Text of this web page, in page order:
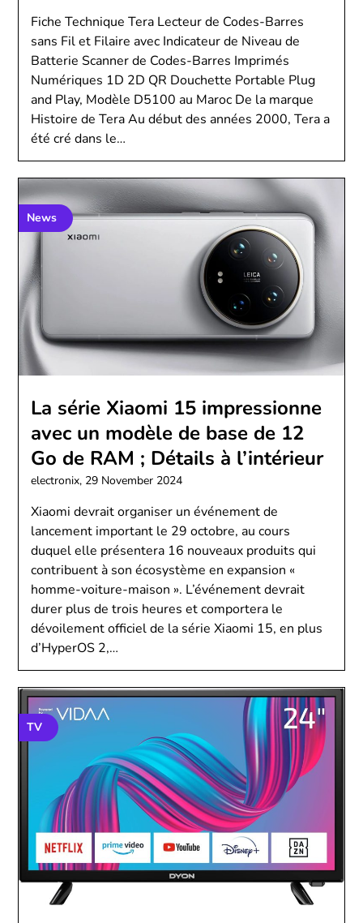
Fiche Technique Tera Lecteur de Codes-Barres
sans Fil et Filaire avec Indicateur de Niveau de
Batterie Scanner de Codes-Barres Imprimés
Numériques 1D 2D QR Douchette Portable Plug
and Play, Modèle D5100 au Maroc De la marque
Histoire de Tera Au début des années 2000, Tera a
été cré dans le…
News
La série Xiaomi 15 impressionne
avec un modèle de base de 12
Go de RAM ; Détails à l’intérieur
electronix, 29 November 2024
Xiaomi devrait organiser un événement de
lancement important le 29 octobre, au cours
duquel elle présentera 16 nouveaux produits qui
contribuent à son écosystème en expansion «
homme-voiture-maison ». L’événement devrait
durer plus de trois heures et comportera le
dévoilement officiel de la série Xiaomi 15, en plus
d’HyperOS 2,…
TV